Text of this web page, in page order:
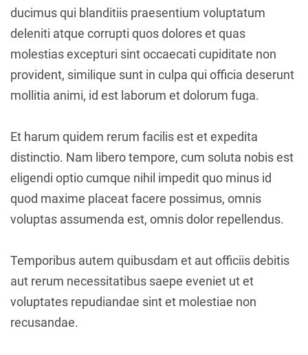
ducimus qui blanditiis praesentium voluptatum
deleniti atque corrupti quos dolores et quas
molestias excepturi sint occaecati cupiditate non
provident, similique sunt in culpa qui officia deserunt
mollitia animi, id est laborum et dolorum fuga.
Et harum quidem rerum facilis est et expedita
distinctio. Nam libero tempore, cum soluta nobis est
eligendi optio cumque nihil impedit quo minus id
quod maxime placeat facere possimus, omnis
voluptas assumenda est, omnis dolor repellendus.
Temporibus autem quibusdam et aut officiis debitis
aut rerum necessitatibus saepe eveniet ut et
voluptates repudiandae sint et molestiae non
recusandae.